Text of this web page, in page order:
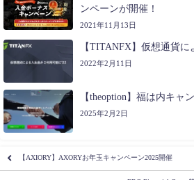
ンペーンが開催！
2021年11月13日
【TITANFX】仮想通貨
2022年2月11日
【theoption】福は内キャ
2025年2月2日
【AXIORY】AXORYお年玉キャンペーン2025開催